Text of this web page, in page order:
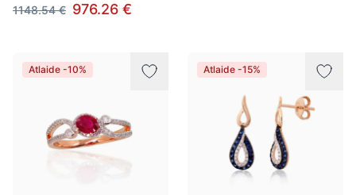
1148.54 € 976.26 €
Atlaide -10% Atlaide -15%